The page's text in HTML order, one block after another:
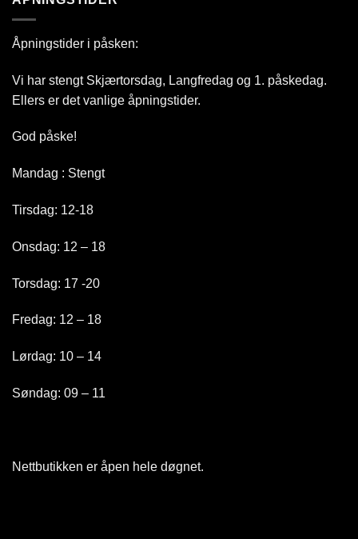
Åpningstider i påsken:
Vi har stengt Skjærtorsdag, Langfredag og 1. påskedag.
Ellers er det vanlige åpningstider.
God påske!
Mandag : Stengt
Tirsdag: 12-18
Onsdag: 12 – 18
Torsdag: 17 -20
Fredag: 12 – 18
Lørdag: 10 – 14
Søndag: 09 – 11
Nettbutikken er åpen hele døgnet.